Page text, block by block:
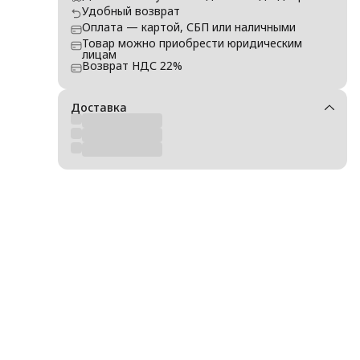
Удобный возврат
Оплата — картой, СБП или наличными
Товар можно приобрести юридическим
лицам
Возврат НДС 22%
Доставка